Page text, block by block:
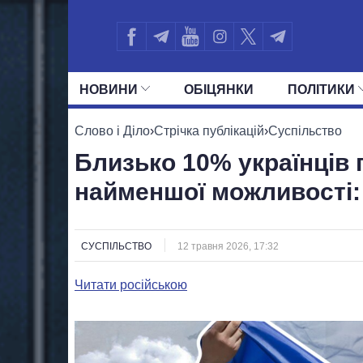
НОВИНИ ОБIЦЯНКИ ПОЛIТИКИ
УСІ ПОЛІТИКИ ПРЕЗИДЕНТ І ОФІС
Слово і Діло›Стрічка публікацій›Суспільство
Близько 10%
найменшої
СУСПІЛЬСТВО 12 травня 2026, 17:32
Читати російською